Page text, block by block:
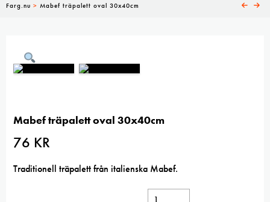
Farg.nu > Mabef träpalett oval 30x40cm
Mabef träpalett oval 30x40cm
76 KR
Traditionell träpalett från italienska Mabef.